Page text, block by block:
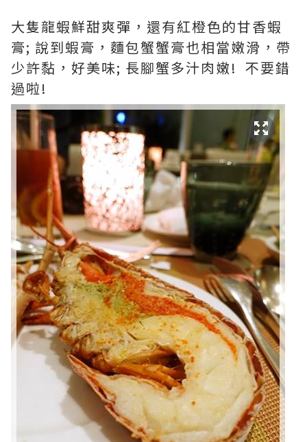
大隻龍蝦鮮甜爽彈，還有紅橙色的甘香蝦
膏; 說到蝦膏，麵包蟹蟹膏也相當嫩滑，帶
少許黏，好美味; 長腳蟹多汁肉嫩! 不要錯
過啦!